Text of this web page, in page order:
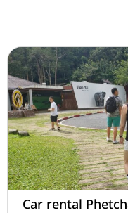
Car rental